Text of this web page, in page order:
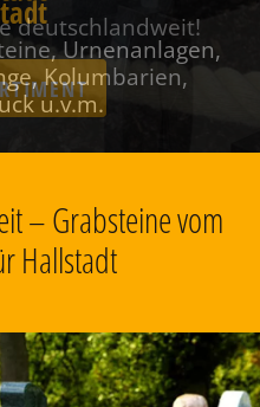
Urnenanlagen,
Kolumbarien,
u.v.m.
– Grabsteine vom
Hallstadt